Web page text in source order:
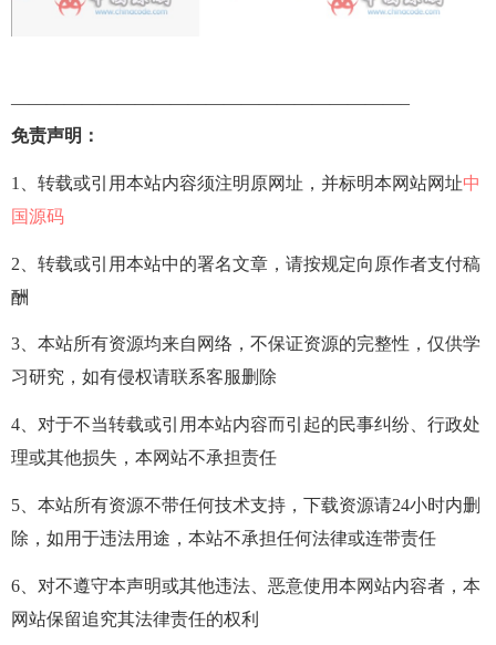
——————————————————————–
免责声明：
1、转载或引用本站内容须注明原网址，并标明本网站网址中
国源码
2、转载或引用本站中的署名文章，请按规定向原作者支付稿
酬
3、本站所有资源均来自网络，不保证资源的完整性，仅供学
习研究，如有侵权请联系客服删除
4、对于不当转载或引用本站内容而引起的民事纠纷、行政处
理或其他损失，本网站不承担责任
5、本站所有资源不带任何技术支持，下载资源请24小时内删
除，如用于违法用途，本站不承担任何法律或连带责任
6、对不遵守本声明或其他违法、恶意使用本网站内容者，本
网站保留追究其法律责任的权利